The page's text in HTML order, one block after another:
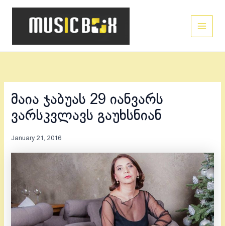
Skip
მაია ჯაბუას 29 იანვარს
ვარსკვლავს გაუხსნიან
January 21, 2016